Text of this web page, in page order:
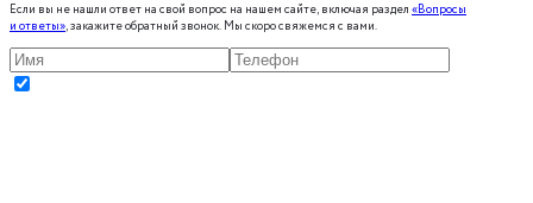
Если вы не нашли ответ на свой вопрос на нашем сайте, включая раздел «Вопросы
и ответы», закажите обратный звонок. Мы скоро свяжемся с вами.